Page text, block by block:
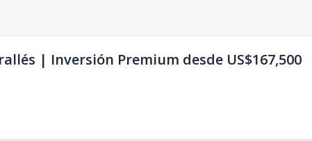
| Inversión Premium desde US$167,500